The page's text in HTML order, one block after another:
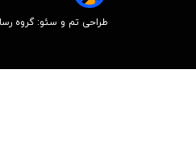
طراحی تم و سئو: گروه